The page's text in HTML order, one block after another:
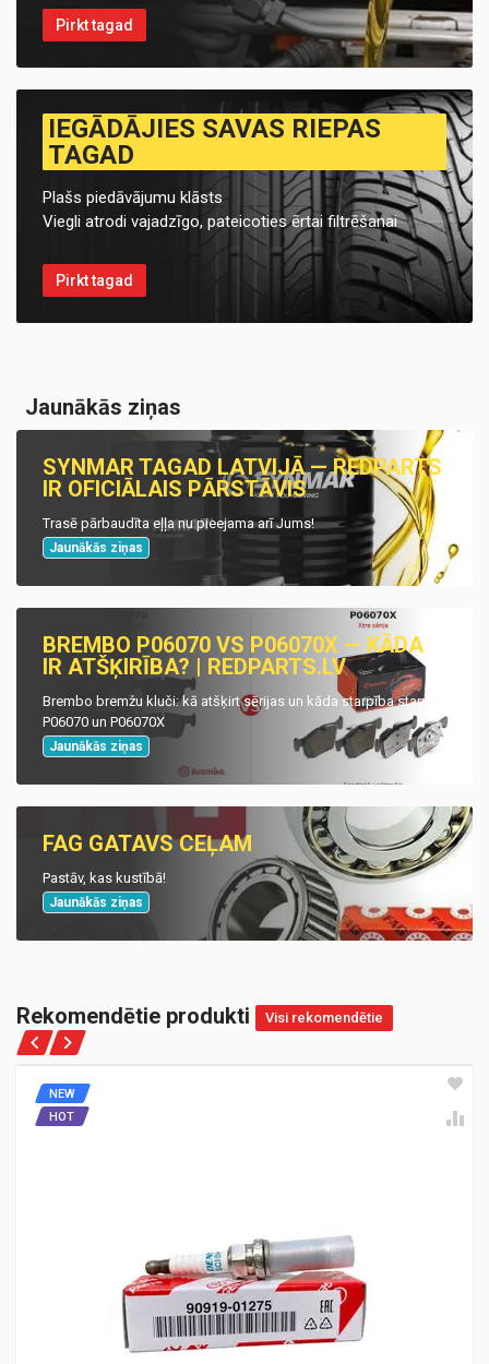
Pirkt tagad
IEGĀDĀJIES SAVAS RIEPAS
TAGAD
Plašs piedāvājumu klāsts
Viegli atrodi vajadzīgo, pateicoties ērtai filtrēšanai
Pirkt tagad
Jaunākās ziņas
SYNMAR TAGAD LATVIJĀ — REDPARTS
IR OFICIĀLAIS PĀRSTĀVIS
Trasē pārbaudīta eļļa nu pieejama arī Jums!
Jaunākās ziņas
BREMBO P06070 VS P06070X — KĀDA
IR ATŠĶIRĪBA? | REDPARTS.LV
Brembo bremžu kluči: kā atšķirt sērijas un kāda starpība starp
P06070 un P06070X
Jaunākās ziņas
FAG GATAVS CEĻAM
Pastāv, kas kustībā!
Jaunākās ziņas
Rekomendētie produkti Visi rekomendētie
NEW
HOT